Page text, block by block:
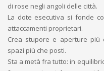
di rose negli angoli delle città.
La dote esecutiva si fonde
attaccamenti proprietari.
Crea stupore e aperture più
spazi più che posti.
Sta a metà fra tutto: in